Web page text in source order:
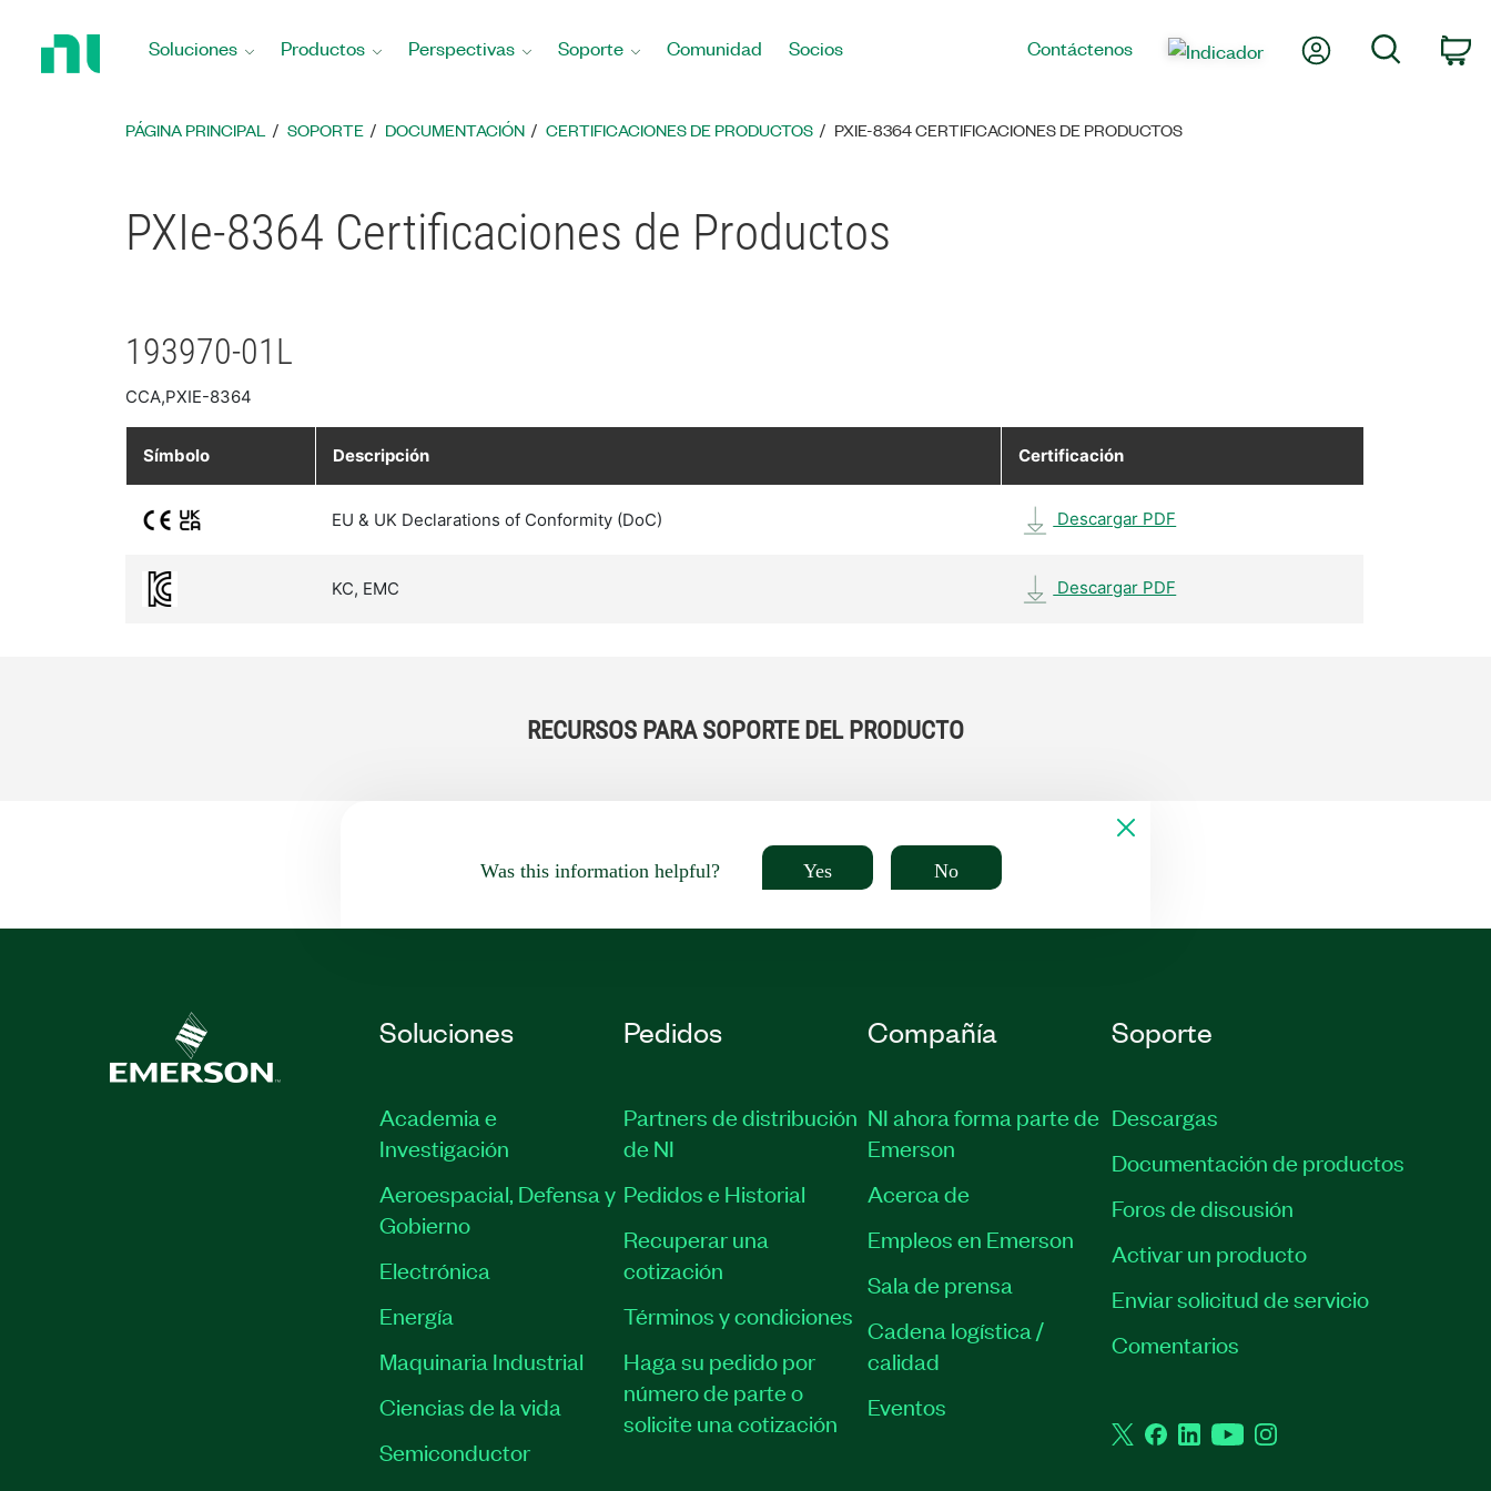
Soluciones Productos Perspectivas Soporte Comunidad Socios Contáctenos Mi cuenta Búsqueda
PÁGINA PRINCIPAL SOPORTE DOCUMENTACIÓN CERTIFICACIONES DE PRODUCTOS PXIE-8364 CERTIFICACIONES DE PRODUCTOS
PXIe-8364 Certificaciones de Productos
193970-01L
CCA,PXIE-8364
Símbolo Descripción Certificación
EU & UK Declarations of Conformity (DoC) Descargar PDF
KC, EMC Descargar PDF
RECURSOS PARA SOPORTE DEL PRODUCTO
Was this information helpful? Yes No
Soluciones
Academia e
Investigación
Aeroespacial, Defensa y
Gobierno
Electrónica
Energía
Maquinaria Industrial
Ciencias de la vida
Semiconductor
Pedidos
Partners de distribución
de NI
Pedidos e Historial
Recuperar una
cotización
Términos y condiciones
Haga su pedido por
número de parte o
solicite una cotización
Compañía
NI ahora forma parte de
Emerson
Acerca de
Empleos en Emerson
Sala de prensa
Cadena logística /
calidad
Eventos
Soporte
Descargas
Documentación de productos
Foros de discusión
Activar un producto
Enviar solicitud de servicio
Comentarios
TwitterFacebook
LinkedInYouTubeInstagram